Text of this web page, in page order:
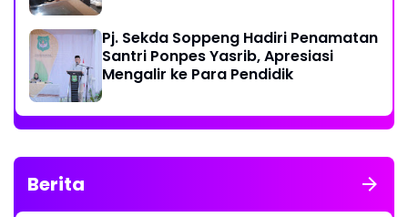
Pj. Sekda Soppeng Hadiri Penamatan
Santri Ponpes Yasrib, Apresiasi
Mengalir ke Para Pendidik
Berita